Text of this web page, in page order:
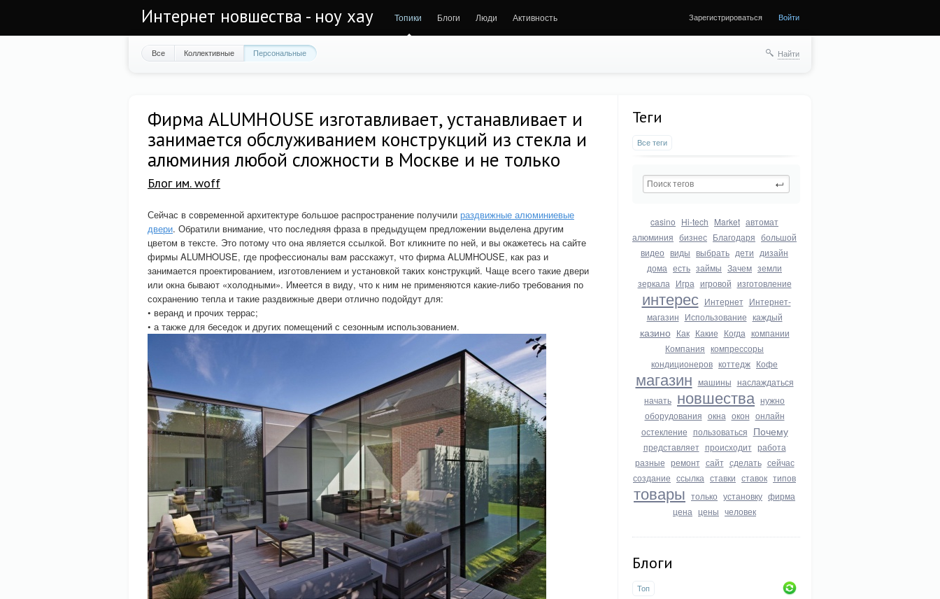
Интернет новшества - ноу хау Топики Блоги Люди Активность Зарегистрироваться Войти
Все Коллективные Персональные Найти
Теги
Все теги
casino Hi-tech Market автомат
алюминия бизнес Благодаря большой
видео виды выбрать дети дизайн
дома есть займы Зачем земли
зеркала Игра игровой изготовление
интерес Интернет Интернет-
магазин Использование каждый
казино Как Какие Когда компании
Компания компрессоры
кондиционеров коттедж Кофе
магазин машины наслаждаться
начать новшества нужно
оборудования окна окон онлайн
остекление пользоваться Почему
представляет происходит работа
разные ремонт сайт сделать сейчас
создание ссылка ставки ставок типов
товары только установку фирма
цена цены человек
Блоги
Топ
Фирма ALUMHOUSE изготавливает, устанавливает и
занимается обслуживанием конструкций из стекла и
алюминия любой сложности в Москве и не только
Блог им. woff
Сейчас в современной архитектуре большое распространение получили раздвижные алюминиевые
двери. Обратили внимание, что последняя фраза в предыдущем предложении выделена другим
цветом в тексте. Это потому что она является ссылкой. Вот кликните по ней, и вы окажетесь на сайте
фирмы ALUMHOUSE, где профессионалы вам расскажут, что фирма ALUMHOUSE, как раз и
занимается проектированием, изготовлением и установкой таких конструкций. Чаще всего такие двери
или окна бывают «холодными». Имеется в виду, что к ним не применяются какие-либо требования по
сохранению тепла и такие раздвижные двери отлично подойдут для:
• веранд и прочих террас;
• а также для беседок и других помещений с сезонным использованием.